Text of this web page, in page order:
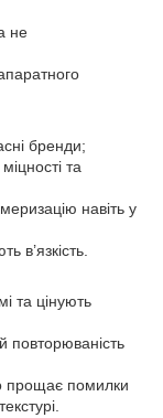
не
бренди;
та
навіть у
в’язкість.
та цінують
повторюваність
прощає помилки